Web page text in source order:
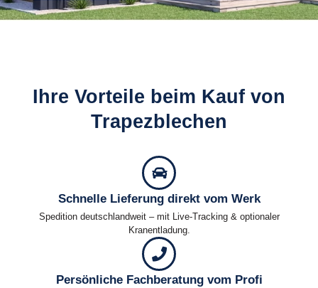
Ihre Vorteile beim Kauf von
Trapezblechen
Schnelle Lieferung direkt vom Werk
Spedition deutschlandweit – mit Live-Tracking & optionaler
Kranentladung.
Persönliche Fachberatung vom Profi